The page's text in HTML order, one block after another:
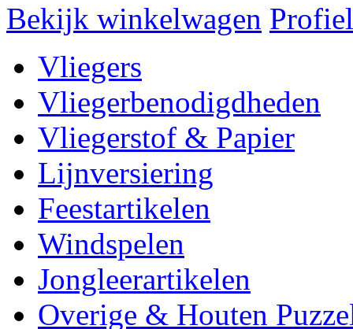
Bekijk winkelwagen Profiel
Vliegers
Vliegerbenodigdheden
Vliegerstof & Papier
Lijnversiering
Feestartikelen
Windspelen
Jongleerartikelen
Overige & Houten